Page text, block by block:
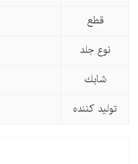
قطع
نوع جلد
شابك
تولید كننده